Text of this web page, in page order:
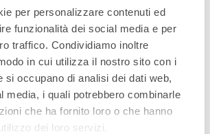
per personalizzare contenuti ed
funzionalità dei social media e per
traffico. Condividiamo inoltre
in cui utilizza il nostro sito con i
si occupano di analisi dei dati web,
media, i quali potrebbero combinarle
che ha fornito loro o che hanno
dei loro servizi.